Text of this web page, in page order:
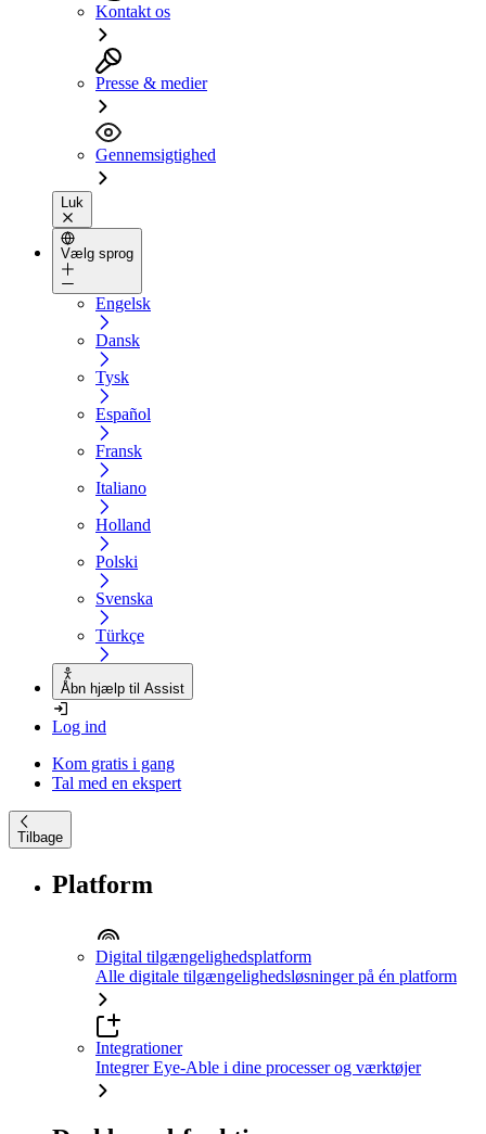
Kontakt os
Presse & medier
Gennemsigtighed
Luk
Vælg sprog
Engelsk
Dansk
Tysk
Español
Fransk
Italiano
Holland
Polski
Svenska
Türkçe
Åbn hjælp til Assist
Log ind
Kom gratis i gang
Tal med en ekspert
Tilbage
Platform
Digital tilgængelighedsplatform
Alle digitale tilgængelighedsløsninger på én platform
Integrationer
Integrer Eye-Able i dine processer og værktøjer